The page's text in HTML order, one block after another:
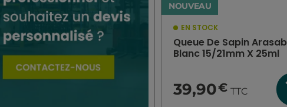
NOUVEAU
EN STOCK
Queue De Sapin
Blanc 15/21mm X 25ml
39,90€ TTC